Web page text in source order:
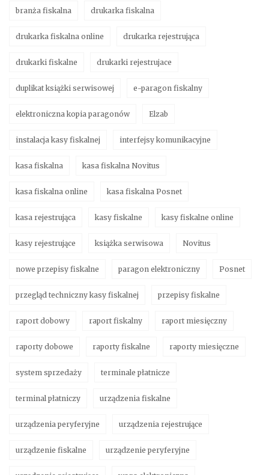
branża fiskalna drukarka fiskalna
drukarka fiskalna online drukarka rejestrująca
drukarki fiskalne drukarki rejestrujace
duplikat książki serwisowej e-paragon fiskalny
elektroniczna kopia paragonów Elzab
instalacja kasy fiskalnej interfejsy komunikacyjne
kasa fiskalna kasa fiskalna Novitus
kasa fiskalna online kasa fiskalna Posnet
kasa rejestrująca kasy fiskalne kasy fiskalne online
kasy rejestrujące książka serwisowa Novitus
nowe przepisy fiskalne paragon elektroniczny Posnet
przegląd techniczny kasy fiskalnej przepisy fiskalne
raport dobowy raport fiskalny raport miesięczny
raporty dobowe raporty fiskalne raporty miesięczne
system sprzedaży terminale płatnicze
terminal płatniczy urządzenia fiskalne
urządzenia peryferyjne urządzenia rejestrujące
urządzenie fiskalne urządzenie peryferyjne